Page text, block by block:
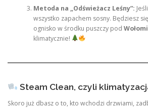
Metoda na „Odświeżacz Leśny”:
wszystko zapachem sosny. Będziesz
ognisko w środku puszczy pod
klimatycznie!
Steam Clean, czyli
Skoro już dbasz o to, kto wchodzi drzwiami,